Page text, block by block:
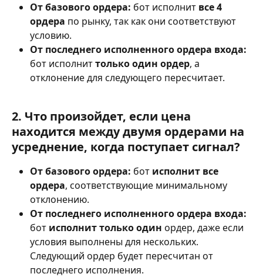
От базового ордера: бот исполнит все 4
ордера по рынку, так как они соответствуют
условию.
От последнего исполненного ордера входа:
бот исполнит только один ордер, а
отклонение для следующего пересчитает.
2. Что произойдет, если цена
находится между двумя ордерами на
усреднение, когда поступает сигнал?
От базового ордера: бот исполнит все
ордера, соответствующие минимальному
отклонению.
От последнего исполненного ордера входа:
бот исполнит только один ордер, даже если
условия выполнены для нескольких.
Следующий ордер будет пересчитан от
последнего исполнения.